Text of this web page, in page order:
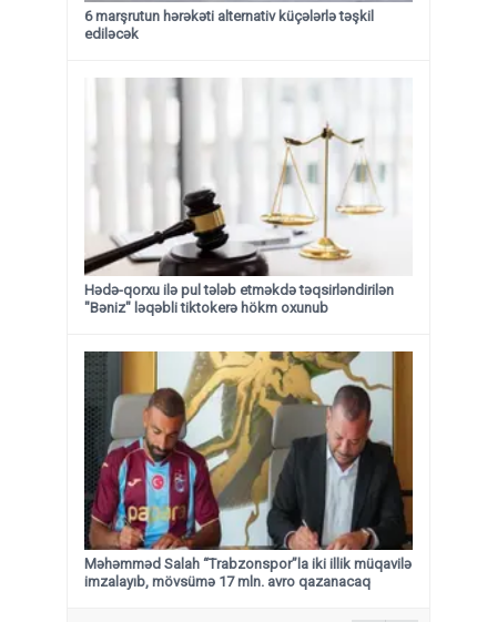
6 marşrutun hərəkəti alternativ küçələrlə təşkil
ediləcək
Hədə-qorxu ilə pul tələb etməkdə təqsirləndirilən
"Bəniz" ləqəbli tiktokerə hökm oxunub
Məhəmməd Salah “Trabzonspor”la iki illik müqavilə
imzalayıb, mövsümə 17 mln. avro qazanacaq